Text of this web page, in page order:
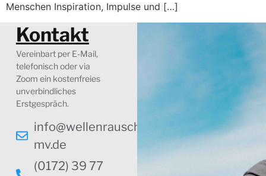
Menschen Inspiration, Impulse und […]
Kontakt
Vereinbart per E-Mail,
telefonisch oder via
Zoom ein kostenfreies
unverbindliches
Erstgespräch.
info@wellenrauschen-
mv.de
(0172) 39 77